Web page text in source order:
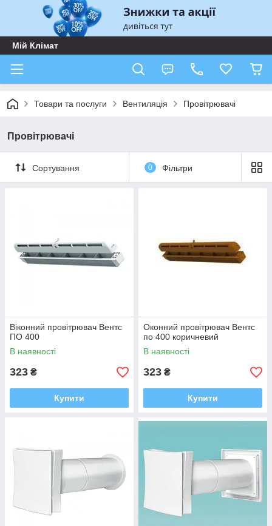
Мій Клімат
Товари та послуги Вентиляція Провітрювачі
Провітрювачі
Сортування 0 Фільтри
Віконний провітрювач Вентс
ПО 400
В наявності
323 ₴
Купити
Оконний провітрювач Вентс
по 400 коричневий
В наявності
323 ₴
Купити